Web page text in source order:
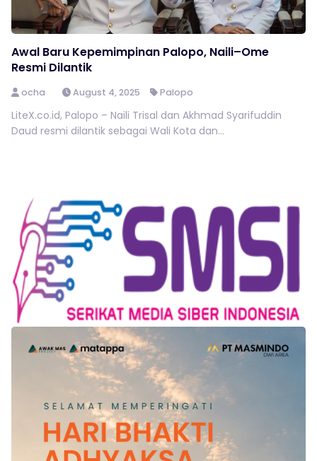
Awal Baru Kepemimpinan Palopo, Naili–Ome
Resmi Dilantik
ocha August 4, 2025 Palopo
LiteX.co.id, Palopo – Naili Trisal dan Akhmad Syarifuddin
Daud resmi dilantik sebagai Wali Kota dan...